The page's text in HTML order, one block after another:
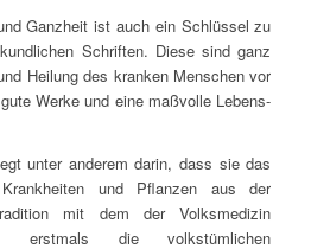
Ganzheit ist auch ein Schlüssel zu
Schriften. Diese sind ganz
Heilung des kranken Menschen vor
Werke und eine maßvolle Lebens-
unter anderem darin, dass sie das
und Pflanzen aus der
mit dem der Volksmedizin
erstmals die volkstümlichen